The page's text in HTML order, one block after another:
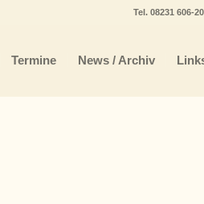
Tel. 08231 606-
Termine News / Archiv